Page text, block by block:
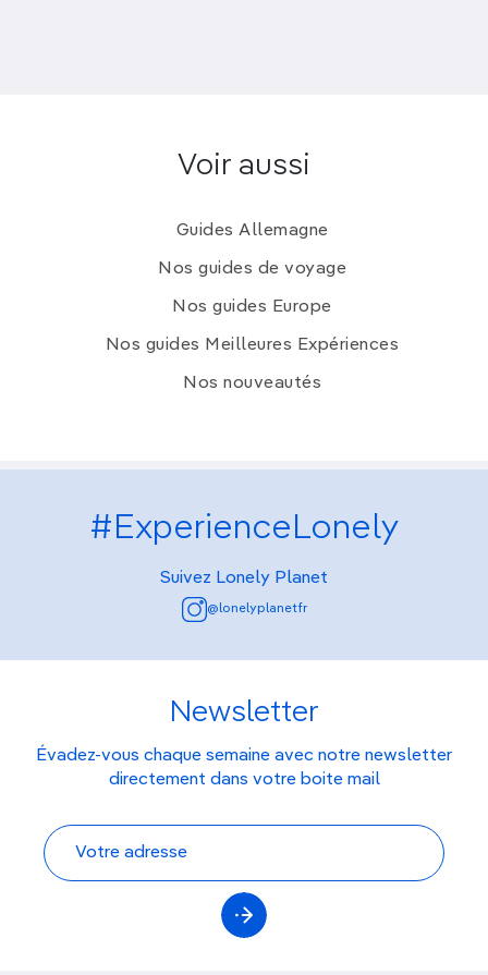
Voir aussi
Guides Allemagne
Nos guides de voyage
Nos guides Europe
Nos guides Meilleures Expériences
Nos nouveautés
#ExperienceLonely
Suivez Lonely Planet
@lonelyplanetfr
Newsletter
Évadez-vous chaque semaine avec notre newsletter
directement dans votre boite mail